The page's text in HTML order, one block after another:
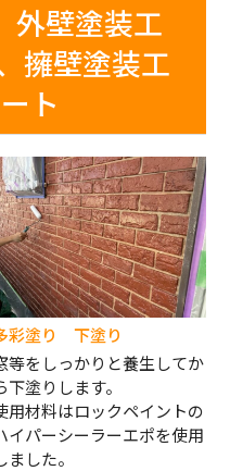
壁塗装工
擁壁塗装工
ト
彩塗り 下塗り
等をしっかりと養生してか
下塗りします。
用材料はロックペイントの
イパーシーラーエポを使用
ました。